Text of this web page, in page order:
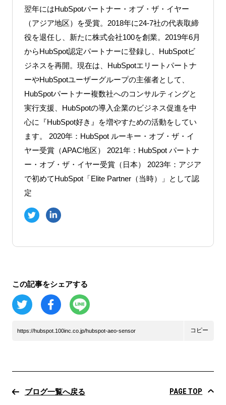
翌年にはHubSpotパートナー・オブ・ザ・イヤー
（アジア地区）を受賞。2018年に24-7社の代表取締
役を退任し、新たに株式会社100を創業。2019年6月
からHubSpot認定パートナーに登録し、HubSpotビ
ジネスを再開。現在は、HubSpotエリートパートナ
ーやHubSpotユーザーグループの主催者として、
HubSpotパートナー複数社へのコンサルティングと
実行支援、HubSpotの導入企業のビジネス促進を中
心に『HubSpot好き』を増やすための活動をしてい
ます。 2020年：HubSpot ルーキー・オブ・ザ・イ
ヤー受賞（APAC地区） 2021年：HubSpot パートナ
ー・オブ・ザ・イヤー受賞（日本） 2023年：アジア
で初めてHubSpot「Elite Partner（当時）」として認
定
この記事をシェアする
https://hubspot.100inc.co.jp/hubspot-aeo-sensor コピー
ブログ一覧へ戻る PAGE TOP